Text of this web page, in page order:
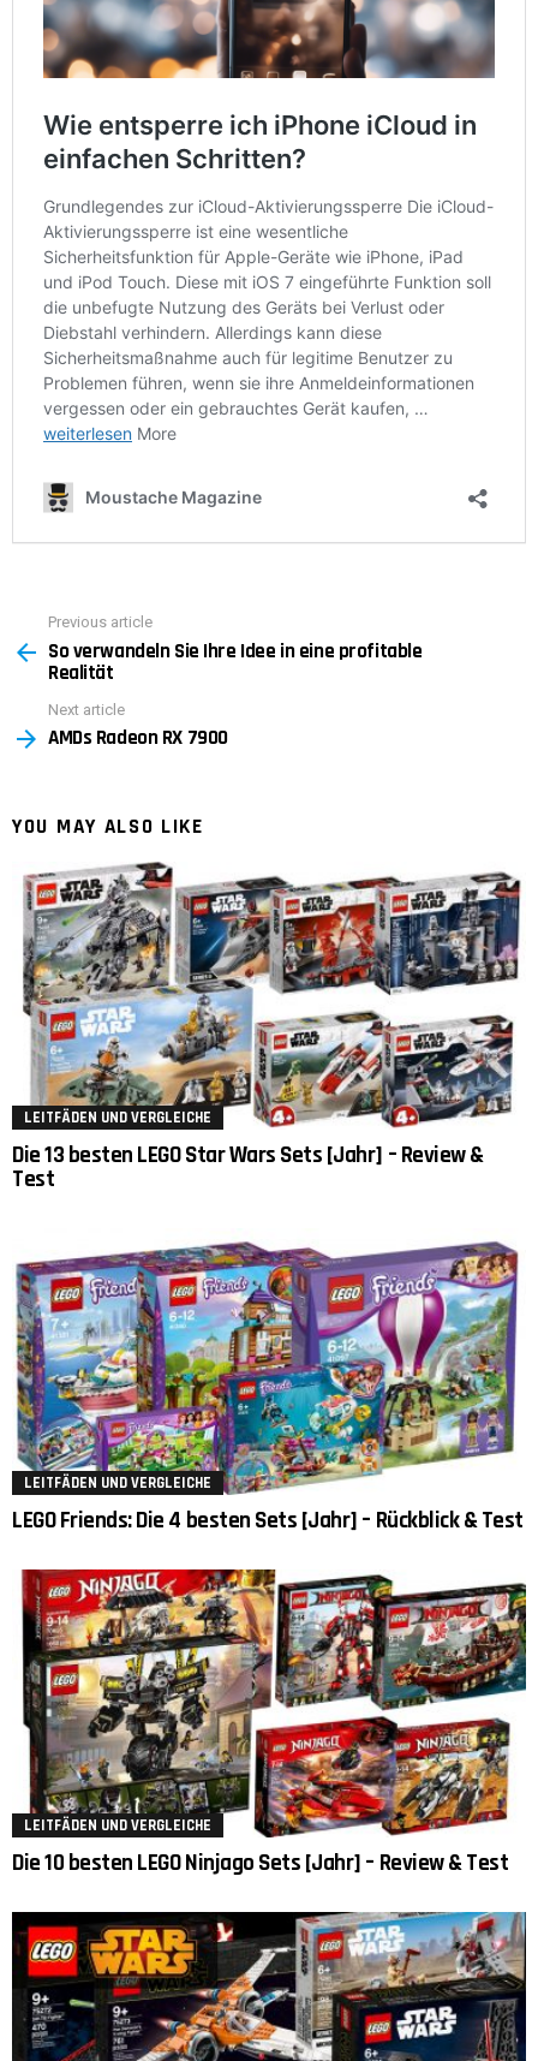
more
Previous article
So verwandeln Sie Ihre Idee in eine profitable
Realität
Next article
AMDs Radeon RX 7900
YOU MAY ALSO LIKE
LEITFÄDEN UND VERGLEICHE
Die 13 besten LEGO Star Wars Sets [Jahr] – Review &
Test
LEITFÄDEN UND VERGLEICHE
LEGO Friends: Die 4 besten Sets [Jahr] – Rückblick & Test
LEITFÄDEN UND VERGLEICHE
Die 10 besten LEGO Ninjago Sets [Jahr] – Review & Test